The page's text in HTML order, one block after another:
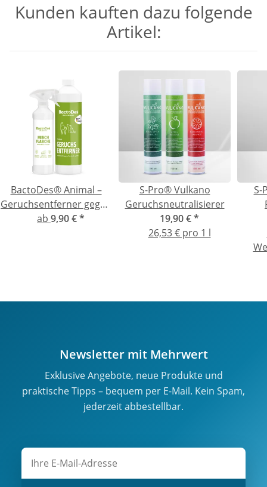
Kunden kauften dazu folgende
Artikel:
BactoDes® Animal –
Geruchsentferner gegen
Katzen- und Hundeurin
ab 9,90 €*
S-Pro® Vulkano
Geruchsneutralisierer
19,90 €*
26,53 € pro 1 l
S-
Newsletter mit Mehrwert
Exklusive Angebote, neue Produkte und
praktische Tipps – bequem per E-Mail. Kein Spam,
jederzeit abbestellbar.